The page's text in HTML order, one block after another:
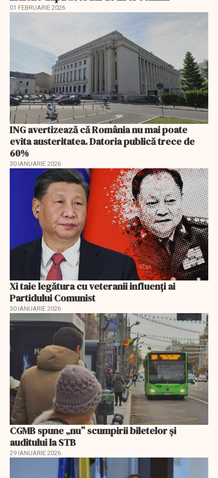
01 FEBRUARIE 2026
ING avertizează că România nu mai poate
evita austeritatea. Datoria publică trece de
60%
30 IANUARIE 2026
Xi taie legătura cu veteranii influenți ai
Partidului Comunist
30 IANUARIE 2026
CGMB spune „nu” scumpirii biletelor și
auditului la STB
29 IANUARIE 2026